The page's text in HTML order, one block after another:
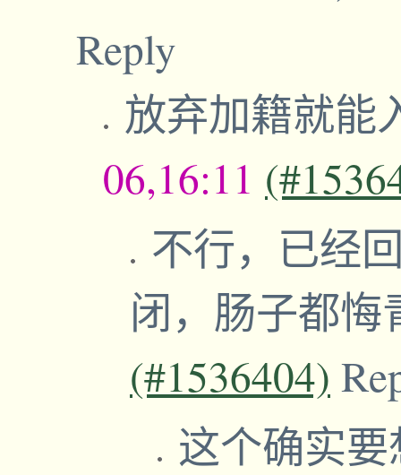
Reply
放弃加籍就能
06,16:11
不行，已经
闭，肠子都
(#1536404)
这个确实